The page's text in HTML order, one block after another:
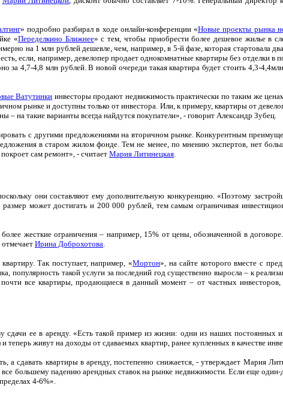
» подробно разбирал в ходе онлайн-конференции «Новые проекты рынка
«Переделкино Ближнее» с тем, чтобы приобрести более дешевое жилье в
на 1 млн рублей дешевле, чем, например, в 5-й фазе, которая стартовала
если, например, девелопер продает однокомнатные квартиры без отделки в
4,7-4,8 млн рублей. В новой очереди такая квартира будет стоить 4,3-
Ватутинки инвесторы продают недвижимость практически по таким же
рынке и доступны только от инвестора. Или, к примеру, квартиры от
– на такие варианты всегда найдутся покупатели», - говорит Александр Зубец.
с другими предложениями на вторичном рынке. Конкурентным
в старом жилом фонде. Тем не менее, по мнению экспертов, нет
сам ремонт», - считает Мария Литинецкая.
они составляют ему дополнительную конкуренцию. «Поэтому
может достигать и 200 000 рублей, тем самым ограничивая
жесткие ограничения – например, 15% от цены, обозначенной в
Ирина Доброхотова
Так поступает, например, «Мортон», на сайте которого вместе с
популярность такой услуги за последний год существенно выросла – к
почти все квартиры, продающиеся в данный момент – от частных инвесторов,
сдачи ее в аренду. «Есть такой пример из жизни: одни из наших
теперь живут на доходы от сдаваемых квартир, ранее купленных в качестве
сдавать квартиры в аренду, постепенно снижается, - утверждает Мария
большему падению арендных ставок на рынке недвижимости. Если еще один-
4-6%».